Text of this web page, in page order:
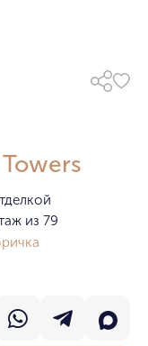
из 79